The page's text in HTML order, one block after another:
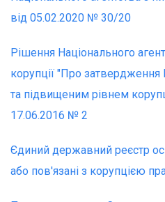
від 05.02.2020 № 30/20
Рішення Національного
корупції "Про
та підвищеним рівнем
17.06.2016 № 2
Єдиний державний реєстр
або пов'язані з корупцією